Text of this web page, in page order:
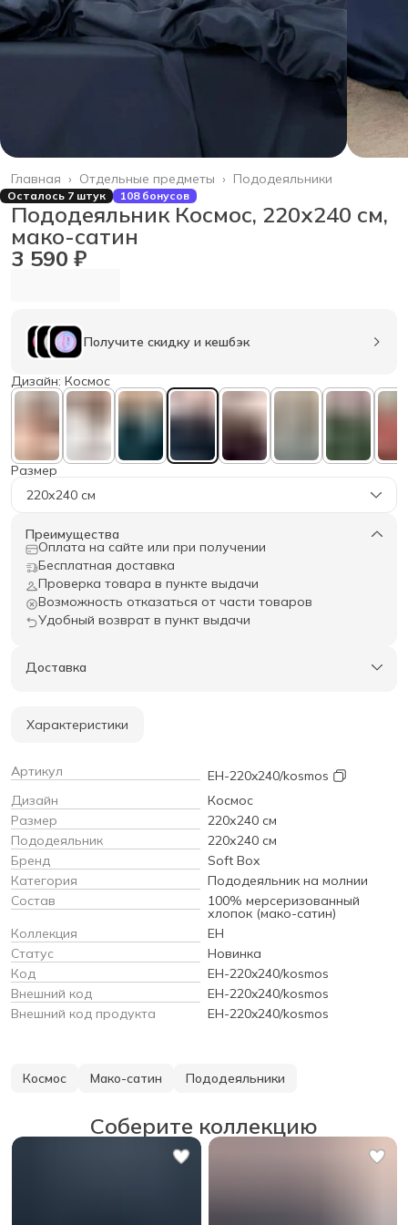
Пододеяльники
Отдельные предметы ›
Главная ›
Осталось 7 штук 108 бонусов
Пододеяльник Космос, 220х240 см,
мако-сатин
3 590 ₽
Получите скидку и кешбэк
Дизайн: Космос
Размер
220х240 см
Преимущества
Оплата на сайте или при получении
Бесплатная доставка
Проверка товара в пункте выдачи
Возможность отказаться от части товаров
Удобный возврат в пункт выдачи
Доставка
Характеристики
Артикул
EH-220x240/kosmos
Дизайн
Космос
Размер
220х240 см
Пододеяльник
220х240 см
Бренд
Soft Box
Категория
Пододеяльник на молнии
Состав
100% мерсеризованный
хлопок (мако-сатин)
Коллекция
EH
Статус
Новинка
Код
EH-220x240/kosmos
Внешний код
EH-220x240/kosmos
Внешний код продукта
EH-220x240/kosmos
Космос Мако-сатин Пододеяльники
Соберите коллекцию